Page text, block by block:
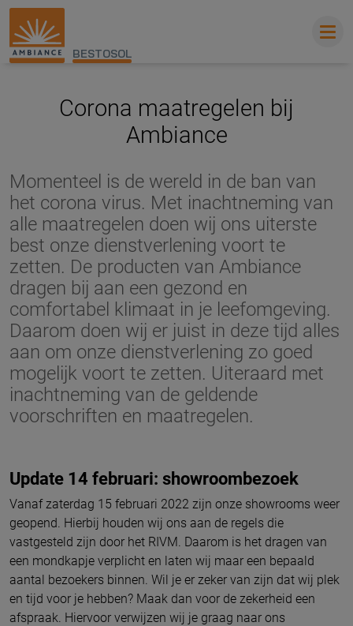
BESTOSOL
Corona maatregelen bij
Ambiance
Momenteel is de wereld in de ban van
het corona virus. Met inachtneming van
alle maatregelen doen wij ons uiterste
best onze dienstverlening voort te
zetten. De producten van Ambiance
dragen bij aan een gezond en
comfortabel klimaat in je leefomgeving.
Daarom doen wij er juist in deze tijd alles
aan om onze dienstverlening zo goed
mogelijk voort te zetten. Uiteraard met
inachtneming van de geldende
voorschriften en maatregelen.
Update 14 februari: showroombezoek
Vanaf zaterdag 15 februari 2022 zijn onze showrooms weer
geopend. Hierbij houden wij ons aan de regels die
vastgesteld zijn door het RIVM. Daarom is het dragen van
een mondkapje verplicht en laten wij maar een bepaald
aantal bezoekers binnen. Wil je er zeker van zijn dat wij plek
en tijd voor je hebben? Maak dan voor de zekerheid een
afspraak. Hiervoor verwijzen wij je graag naar ons